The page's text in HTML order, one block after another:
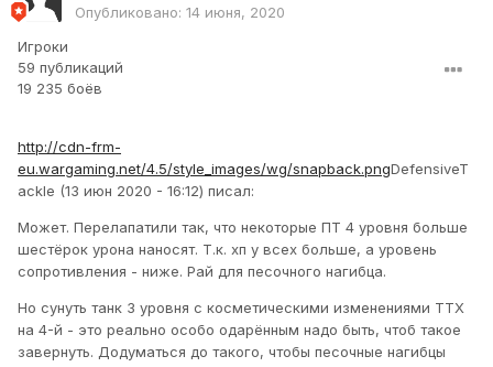
Опубликовано: 14 июня, 2020
Игроки
59 публикаций
19 235 боёв
http://cdn-frm-
eu.wargaming.net/4.5/style_images/wg/snapback.pngDefensiveT
ackle (13 июн 2020 - 16:12) писал:
Может. Перелапатили так, что некоторые ПТ 4 уровня больше
шестёрок урона наносят. Т.к. хп у всех больше, а уровень
сопротивления - ниже. Рай для песочного нагибца.
Но сунуть танк 3 уровня с косметическими изменениями ТТХ
на 4-й - это реально особо одарённым надо быть, чтоб такое
завернуть. Додуматься до такого, чтобы песочные нагибцы